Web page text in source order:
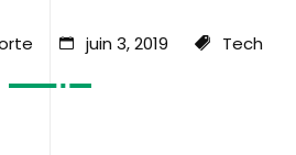
juin 3, 2019 Tech